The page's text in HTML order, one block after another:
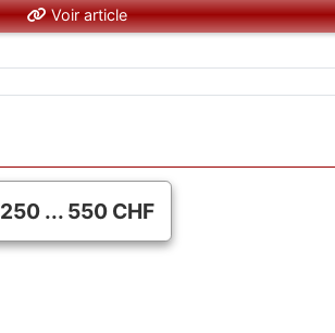
Voir article
250 ... 550 CHF